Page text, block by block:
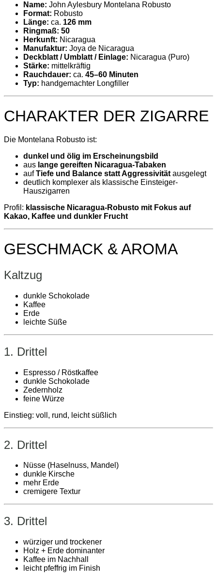
Name: John Aylesbury Montelana Robusto
Format: Robusto
Länge: ca. 126 mm
Ringmaß: 50
Herkunft: Nicaragua
Manufaktur: Joya de Nicaragua
Deckblatt / Umblatt / Einlage: Nicaragua (Puro)
Stärke: mittelkräftig
Rauchdauer: ca. 45–60 Minuten
Typ: handgemachter Longfiller
CHARAKTER DER ZIGARRE
Die Montelana Robusto ist:
dunkel und ölig im Erscheinungsbild
aus lange gereiften Nicaragua-Tabaken
aufTiefe und Balance statt Aggressivität ausgelegt
deutlich komplexer als klassische Einsteiger-
Hauszigarren
Profil: klassische Nicaragua-Robusto mit Fokus auf
Kakao, Kaffee und dunkler Frucht
GESCHMACK & AROMA
Kaltzug
dunkle Schokolade
Kaffee
Erde
leichte Süße
1. Drittel
Espresso / Röstkaffee
dunkle Schokolade
Zedernholz
feine Würze
Einstieg: voll, rund, leicht süßlich
2. Drittel
Nüsse (Haselnuss, Mandel)
dunkle Kirsche
mehr Erde
cremigere Textur
3. Drittel
würziger und trockener
Holz + Erde dominanter
Kaffee im Nachhall
leicht pfeffrig im Finish